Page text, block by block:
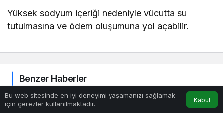
Yüksek sodyum içeriği nedeniyle vücutta su
tutulmasına ve ödem oluşumuna yol açabilir.
Benzer Haberler
Bu web sitesinde en iyi deneyimi yaşamanızı sağlamak
için çerezler kullanılmaktadır.
Kabul